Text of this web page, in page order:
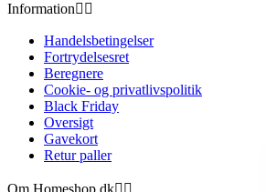
Information 
Handelsbetingelser
Fortrydelsesret
Beregnere
Cookie- og privatlivspolitik
Black Friday
Oversigt
Gavekort
Retur paller